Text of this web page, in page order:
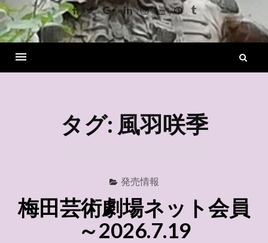
キ
ッ
Facebook
TwitterGoogle+LinkedinInstagram
YoutubePinterest
Tumblr
タグ: 風羽咲季
発売情報
梅田芸術劇場ネット会員
～2026.7.19